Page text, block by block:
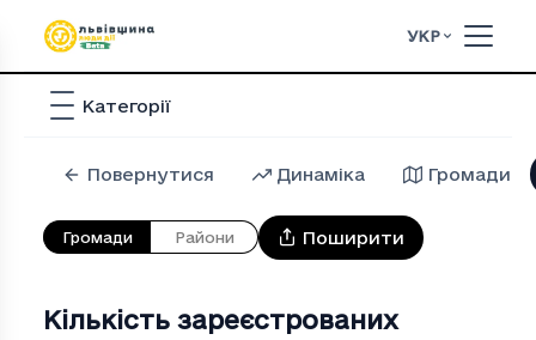
УКР
Категорії
Повернутися Динаміка Громади
Громади Райони Поширити
Кількість зареєстрованих